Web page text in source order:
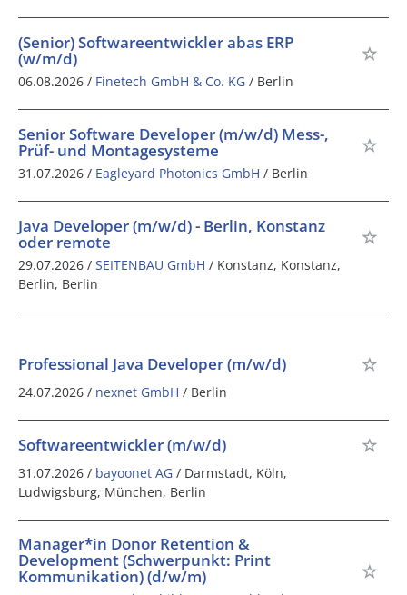
(Senior) Softwareentwickler abas ERP
(w/m/d)
06.08.2026 / Finetech GmbH & Co. KG / Berlin
Senior Software Developer (m/w/d) Mess-,
Prüf- und Montagesysteme
31.07.2026 / Eagleyard Photonics GmbH / Berlin
Java Developer (m/w/d) - Berlin, Konstanz
oder remote
29.07.2026 / SEITENBAU GmbH / Konstanz, Konstanz,
Berlin, Berlin
Professional Java Developer (m/w/d)
24.07.2026 / nexnet GmbH / Berlin
Softwareentwickler (m/w/d)
31.07.2026 / bayoonet AG / Darmstadt, Köln,
Ludwigsburg, München, Berlin
Manager*in Donor Retention &
Development (Schwerpunkt: Print
Kommunikation) (d/w/m)